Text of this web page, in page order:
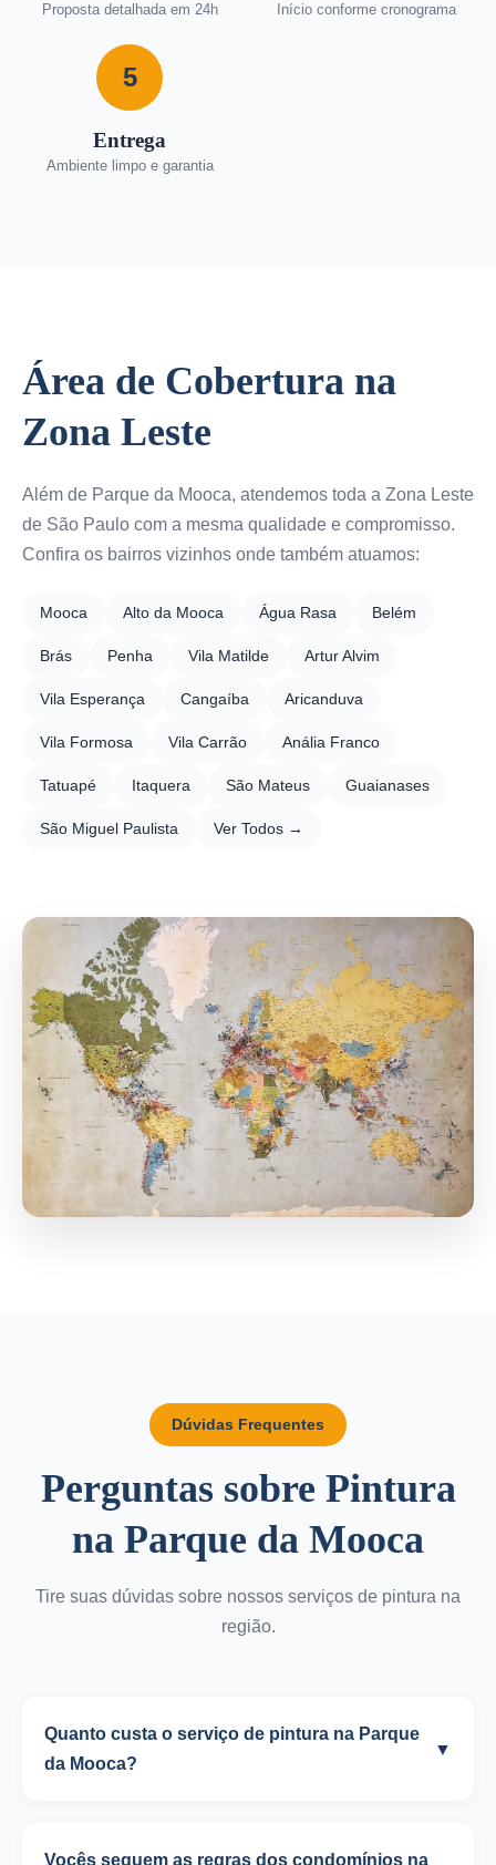
Proposta detalhada em 24h Início conforme cronograma
5
Entrega
Ambiente limpo e garantia
Área de Cobertura na
Zona Leste
Além de Parque da Mooca, atendemos toda a Zona Leste
de São Paulo com a mesma qualidade e compromisso.
Confira os bairros vizinhos onde também atuamos:
Mooca Alto da Mooca Água Rasa Belém
Brás Penha Vila Matilde Artur Alvim
Vila Esperança Cangaíba Aricanduva
Vila Formosa Vila Carrão Anália Franco
Tatuapé Itaquera São Mateus Guaianases
São Miguel Paulista Ver Todos →
Dúvidas Frequentes
Perguntas sobre Pintura
na Parque da Mooca
Tire suas dúvidas sobre nossos serviços de pintura na
região.
Quanto custa o serviço de pintura na Parque
da Mooca?
▼
Vocês seguem as regras dos condomínios na